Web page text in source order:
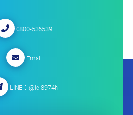
0800-536539
Email
LINE： @lei8974h